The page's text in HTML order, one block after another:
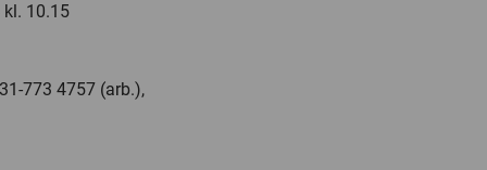
kl. 10.15
773 4757 (arb.),